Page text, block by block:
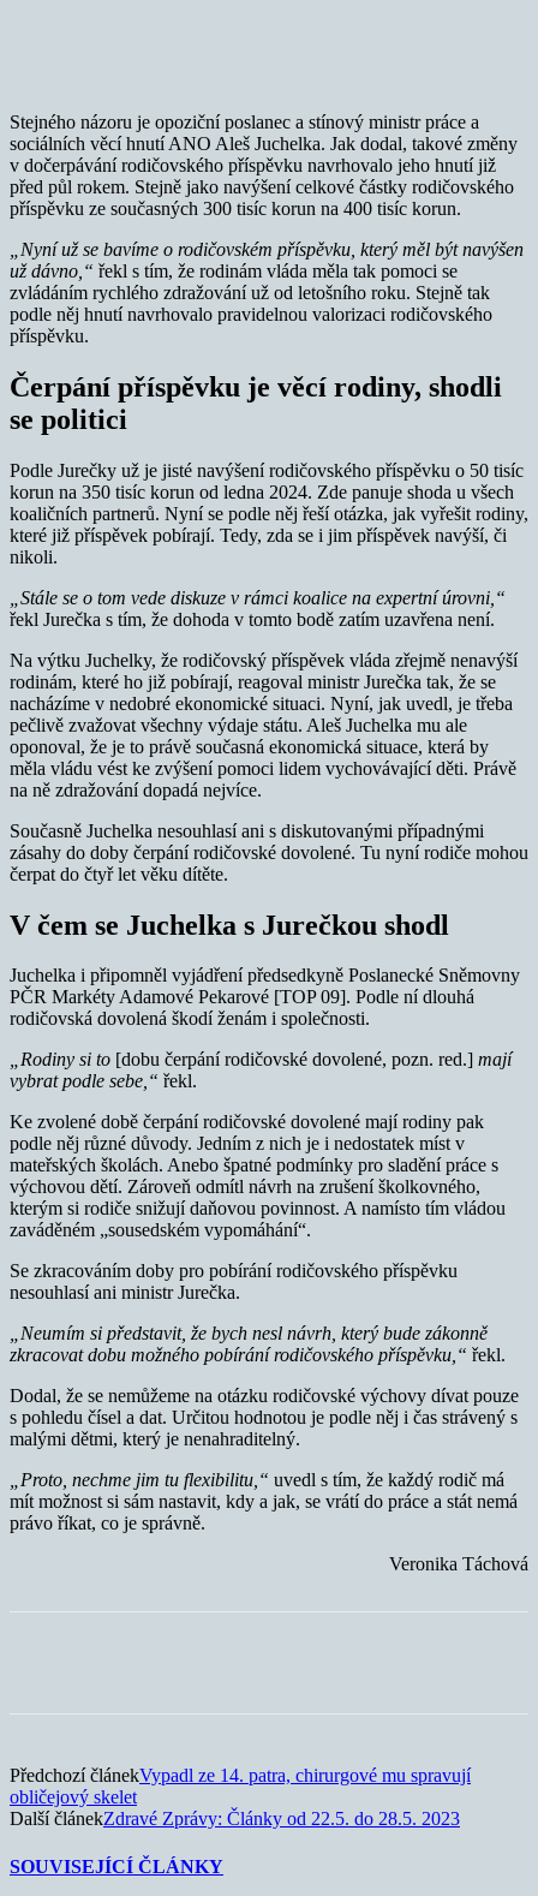
Stejného názoru je opoziční poslanec a stínový ministr práce a
sociálních věcí hnutí ANO Aleš Juchelka. Jak dodal, takové změny
v dočerpávání rodičovského příspěvku navrhovalo jeho hnutí již
před půl rokem. Stejně jako navýšení celkové částky rodičovského
příspěvku ze současných 300 tisíc korun na 400 tisíc korun.
„Nyní už se bavíme o rodičovském příspěvku, který měl být navýšen
už dávno,“ řekl s tím, že rodinám vláda měla tak pomoci se
zvládáním rychlého zdražování už od letošního roku. Stejně tak
podle něj hnutí navrhovalo pravidelnou valorizaci rodičovského
příspěvku.
Čerpání příspěvku je věcí rodiny, shodli
se politici
Podle Jurečky už je jisté navýšení rodičovského příspěvku o 50 tisíc
korun na 350 tisíc korun od ledna 2024. Zde panuje shoda u všech
koaličních partnerů. Nyní se podle něj řeší otázka, jak vyřešit rodiny,
které již příspěvek pobírají. Tedy, zda se i jim příspěvek navýší, či
nikoli.
„Stále se o tom vede diskuze v rámci koalice na expertní úrovni,“
řekl Jurečka s tím, že dohoda v tomto bodě zatím uzavřena není.
Na výtku Juchelky, že rodičovský příspěvek vláda zřejmě nenavýší
rodinám, které ho již pobírají, reagoval ministr Jurečka tak, že se
nacházíme v nedobré ekonomické situaci. Nyní, jak uvedl, je třeba
pečlivě zvažovat všechny výdaje státu. Aleš Juchelka mu ale
oponoval, že je to právě současná ekonomická situace, která by
měla vládu vést ke zvýšení pomoci lidem vychovávající děti. Právě
na ně zdražování dopadá nejvíce.
Současně Juchelka nesouhlasí ani s diskutovanými případnými
zásahy do doby čerpání rodičovské dovolené. Tu nyní rodiče mohou
čerpat do čtyř let věku dítěte.
V čem se Juchelka s Jurečkou shodl
Juchelka i připomněl vyjádření předsedkyně Poslanecké Sněmovny
PČR Markéty Adamové Pekarové [TOP 09]. Podle ní dlouhá
rodičovská dovolená škodí ženám i společnosti.
„Rodiny si to [dobu čerpání rodičovské dovolené, pozn. red.] mají
vybrat podle sebe,“ řekl.
Ke zvolené době čerpání rodičovské dovolené mají rodiny pak
podle něj různé důvody. Jedním z nich je i nedostatek míst v
mateřských školách. Anebo špatné podmínky pro sladění práce s
výchovou dětí. Zároveň odmítl návrh na zrušení školkovného,
kterým si rodiče snižují daňovou povinnost. A namísto tím vládou
zaváděném „sousedském vypomáhání“.
Se zkracováním doby pro pobírání rodičovského příspěvku
nesouhlasí ani ministr Jurečka.
„Neumím si představit, že bych nesl návrh, který bude zákonně
zkracovat dobu možného pobírání rodičovského příspěvku,“ řekl.
Dodal, že se nemůžeme na otázku rodičovské výchovy dívat pouze
s pohledu čísel a dat. Určitou hodnotou je podle něj i čas strávený s
malými dětmi, který je nenahraditelný.
„Proto, nechme jim tu flexibilitu,“ uvedl s tím, že každý rodič má
mít možnost si sám nastavit, kdy a jak, se vrátí do práce a stát nemá
právo říkat, co je správně.
Veronika Táchová
Předchozí článekVypadl ze 14. patra, chirurgové mu spravují
obličejový skelet
Další článekZdravé Zprávy: Články od 22.5. do 28.5. 2023
SOUVISEJÍCÍ ČLÁNKY